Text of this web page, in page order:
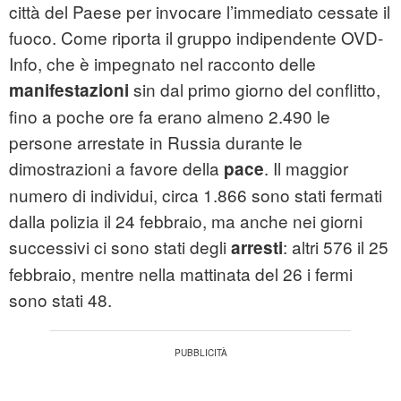
città del Paese per invocare l’immediato cessate il
fuoco. Come riporta il gruppo indipendente OVD-
Info, che è impegnato nel racconto delle
manifestazioni sin dal primo giorno del conflitto,
fino a poche ore fa erano almeno 2.490 le
persone arrestate in Russia durante le
dimostrazioni a favore della pace. Il maggior
numero di individui, circa 1.866 sono stati fermati
dalla polizia il 24 febbraio, ma anche nei giorni
successivi ci sono stati degli arresti: altri 576 il 25
febbraio, mentre nella mattinata del 26 i fermi
sono stati 48.